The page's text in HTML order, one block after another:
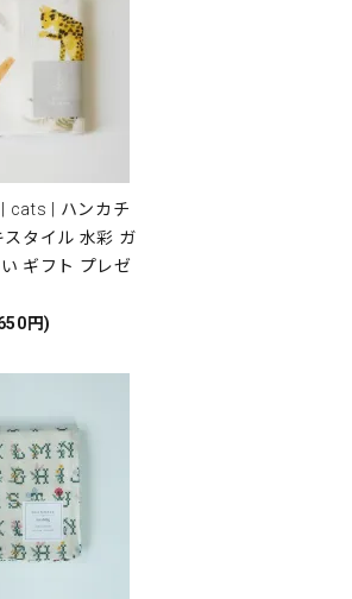
cats | ハンカチ
タイル 水彩 ガ
ギフト プレゼ
円)